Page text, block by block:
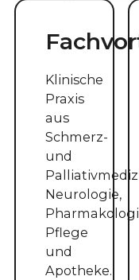
Klinische
Praxis
aus
Schmerz-
und
Neurologie,
Pflege
und
Apotheke.